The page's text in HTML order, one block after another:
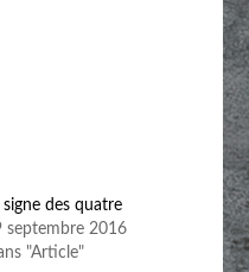
signe des quatre
septembre 2016
"Article"